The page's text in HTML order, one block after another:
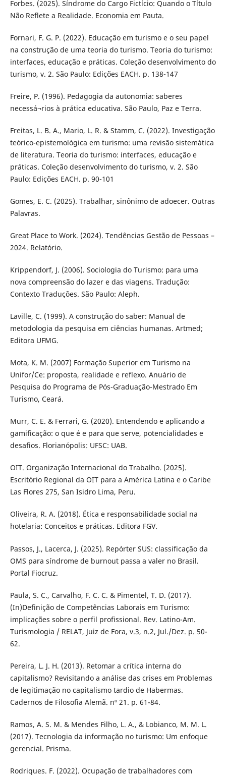
Forbes. (2025). Síndrome do Cargo Fictício: Quando o Título
Não Reflete a Realidade. Economia em Pauta.
Fornari, F. G. P. (2022). Educação em turismo e o seu papel
na construção de uma teoria do turismo. Teoria do turismo:
interfaces, educação e práticas. Coleção desenvolvimento do
turismo, v. 2. São Paulo: Edições EACH. p. 138-147
Freire, P. (1996). Pedagogia da autonomia: saberes
necessá¬rios à prática educativa. São Paulo, Paz e Terra.
Freitas, L. B. A., Mario, L. R. & Stamm, C. (2022). Investigação
teórico-epistemológica em turismo: uma revisão sistemática
de literatura. Teoria do turismo: interfaces, educação e
práticas. Coleção desenvolvimento do turismo, v. 2. São
Paulo: Edições EACH. p. 90-101
Gomes, E. C. (2025). Trabalhar, sinônimo de adoecer. Outras
Palavras.
Great Place to Work. (2024). Tendências Gestão de Pessoas –
2024. Relatório.
Krippendorf, J. (2006). Sociologia do Turismo: para uma
nova compreensão do lazer e das viagens. Tradução:
Contexto Traduções. São Paulo: Aleph.
Laville, C. (1999). A construção do saber: Manual de
metodologia da pesquisa em ciências humanas. Artmed;
Editora UFMG.
Mota, K. M. (2007) Formação Superior em Turismo na
Unifor/Ce: proposta, realidade e reflexo. Anuário de
Pesquisa do Programa de Pós-Graduação-Mestrado Em
Turismo, Ceará.
Murr, C. E. & Ferrari, G. (2020). Entendendo e aplicando a
gamificação: o que é e para que serve, potencialidades e
desafios. Florianópolis: UFSC: UAB.
OIT. Organização Internacional do Trabalho. (2025).
Escritório Regional da OIT para a América Latina e o Caribe
Las Flores 275, San Isidro Lima, Peru.
Oliveira, R. A. (2018). Ética e responsabilidade social na
hotelaria: Conceitos e práticas. Editora FGV.
Passos, J., Lacerca, J. (2025). Repórter SUS: classificação da
OMS para síndrome de burnout passa a valer no Brasil.
Portal Fiocruz.
Paula, S. C., Carvalho, F. C. C. & Pimentel, T. D. (2017).
(In)Definição de Competências Laborais em Turismo:
implicações sobre o perfil profissional. Rev. Latino-Am.
Turismologia / RELAT, Juiz de Fora, v.3, n.2, Jul./Dez. p. 50-
62.
Pereira, L. J. H. (2013). Retomar a crítica interna do
capitalismo? Revisitando a análise das crises em Problemas
de legitimação no capitalismo tardio de Habermas.
Cadernos de Filosofia Alemã. nº 21. p. 61-84.
Ramos, A. S. M. & Mendes Filho, L. A., & Lobianco, M. M. L.
(2017). Tecnologia da informação no turismo: Um enfoque
gerencial. Prisma.
Rodriques. F. (2022). Ocupação de trabalhadores com